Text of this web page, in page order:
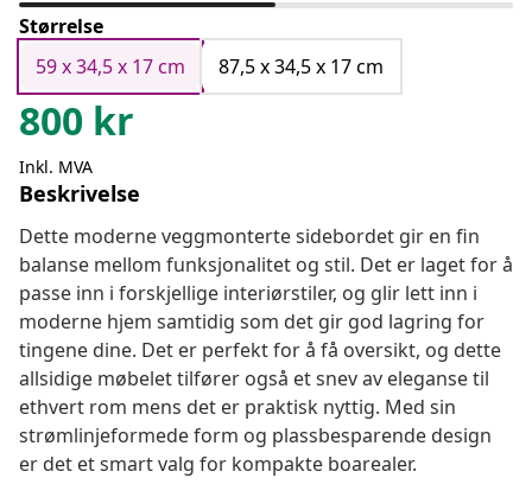
Størrelse
59 x 34,5 x 17 cm
87,5 x 34,5 x 17 cm
800 kr
Inkl. MVA
Beskrivelse
Dette moderne veggmonterte sidebordet gir en fin
balanse mellom funksjonalitet og stil. Det er laget for å
passe inn i forskjellige interiørstiler, og glir lett inn i
moderne hjem samtidig som det gir god lagring for
tingene dine. Det er perfekt for å få oversikt, og dette
allsidige møbelet tilfører også et snev av eleganse til
ethvert rom mens det er praktisk nyttig. Med sin
strømlinjeformede form og plassbesparende design
er det et smart valg for kompakte boarealer.